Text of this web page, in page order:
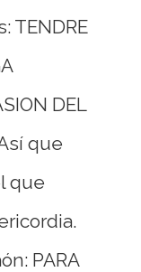
TENDRE
DEL
que
que
PARA